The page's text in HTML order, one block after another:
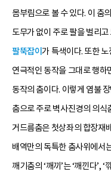
몸부림으로 볼 수 있다. 이 춤
도무가 없이 주로 팔을 벌리
팔뚝잡이가 특색이다. 또한
연극적인 동작을 그대로 행
동작의 춤이다. 이렇게 염불
춤으로 주로 벽사진경의 의식
거드름춤은 첫상좌의 합장재
배역만의 독특한 춤사위에서
깨기춤의 ‘깨끼’는 ‘깨낀다’, ‘